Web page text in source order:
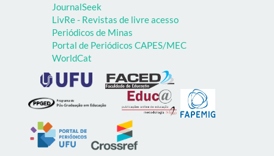
JournalSeek
LivRe - Revistas de livre acesso
Periódicos de Minas
Portal de Periódicos CAPES/MEC
WorldCat